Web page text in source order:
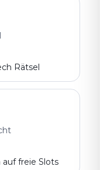
Rätsel
freie Slots